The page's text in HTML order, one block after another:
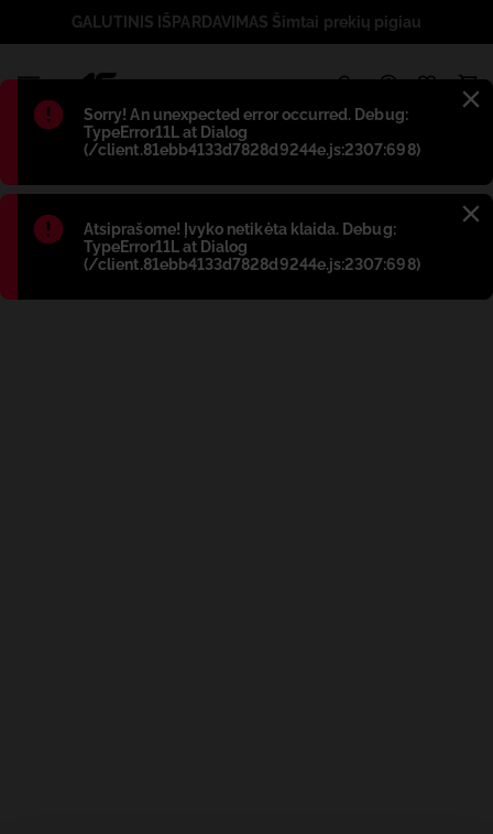
Błąd:
Sorry! An unexpected error occurred. Debug:
TypeError11L at Dialog
(/client.81ebb4133d7828d9244e.js:2307:698)
Błąd:
Atsiprašome! Įvyko netikėta klaida. Debug:
TypeError11L at Dialog
(/client.81ebb4133d7828d9244e.js:2307:698)
GALUTINIS IŠPARDAVIMAS Šimtai prekių pigiau